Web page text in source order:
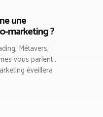
une
marketing ?
Métavers,
vous parlent .
éveillera